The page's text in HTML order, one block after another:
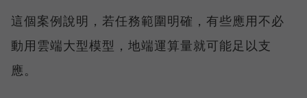
這個案例說明，若任務範圍明確，有些應用不必
動用雲端大型模型，地端運算量就可能足以支
應。